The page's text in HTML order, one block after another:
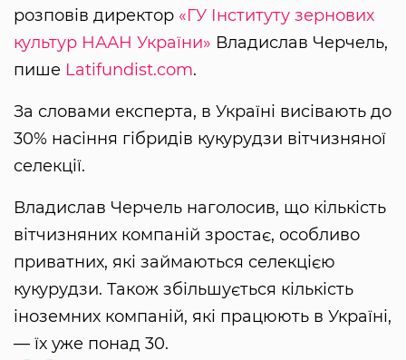
розповів директор «ГУ Інституту зернових
культур НААН України» Владислав Черчель,
пише Latifundist.com.
За словами експерта, в Україні висівають до
30% насіння гібридів кукурудзи вітчизняної
селекції.
Владислав Черчель наголосив, що кількість
вітчизняних компаній зростає, особливо
приватних, які займаються селекцією
кукурудзи. Також збільшується кількість
іноземних компаній, які працюють в Україні,
— їх уже понад 30.